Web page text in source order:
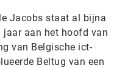
Jacobs staat al bijna
aan het hoofd van
van Belgische ict-
Beltug van een